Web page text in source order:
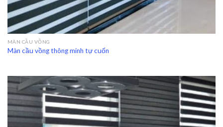
MÀN CẦU VỒNG
Màn cầu vồng thông minh tự cuốn